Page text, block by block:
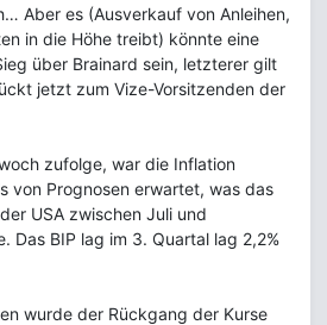
Aber es (Ausverkauf von Anleihen,
in die Höhe treibt) könnte eine
über Brainard sein, letzterer gilt
jetzt zum Vize-Vorsitzenden der
zufolge, war die Inflation
von Prognosen erwartet, was das
USA zwischen Juli und
Das BIP lag im 3. Quartal lag 2,2%
wurde der Rückgang der Kurse